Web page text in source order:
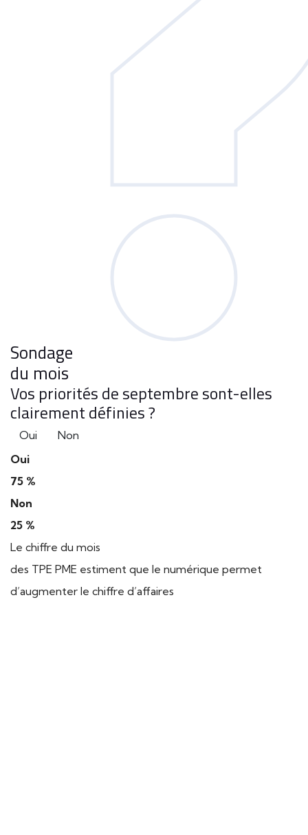
Sondage
du mois
Vos priorités de septembre sont-elles
clairement définies ?
Oui
Non
Oui
75 %
Non
25 %
Le chiffre du mois
des TPE PME estiment que le numérique permet
d’augmenter le chiffre d’affaires